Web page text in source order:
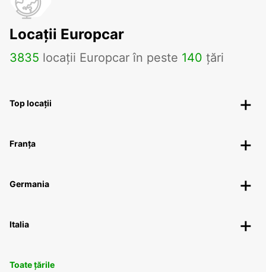
Locații Europcar
3835 locații Europcar în peste 140 țări
Top locații
Franța
Germania
Italia
Toate țările